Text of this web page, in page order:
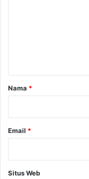
rNama *
Email *
Situs Web